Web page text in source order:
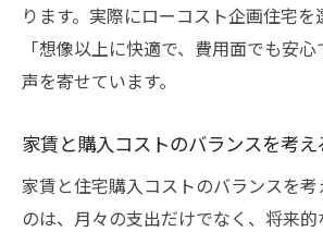
ります。実際にローコスト企画住宅
「想像以上に快適で、費用面でも安
声を寄せています。
家賃と購入コストのバランスを考え
家賃と住宅購入コストのバランスを
のは、月々の支出だけでなく、将来